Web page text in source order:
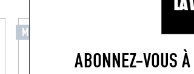
ABONNEZ-VOUS
MIXOMANIAQUE
GASPARD